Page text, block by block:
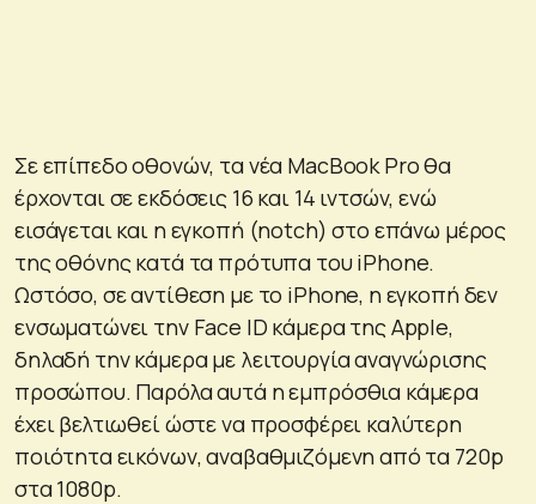
Σε επίπεδο οθονών, τα νέα MacBook Pro θα
έρχονται σε εκδόσεις 16 και 14 ιντσών, ενώ
εισάγεται και η εγκοπή (notch) στο επάνω μέρος
της οθόνης κατά τα πρότυπα του iPhone.
Ωστόσο, σε αντίθεση με το iPhone, η εγκοπή δεν
ενσωματώνει την Face ID κάμερα της Apple,
δηλαδή την κάμερα με λειτουργία αναγνώρισης
προσώπου. Παρόλα αυτά η εμπρόσθια κάμερα
έχει βελτιωθεί ώστε να προσφέρει καλύτερη
ποιότητα εικόνων, αναβαθμιζόμενη από τα 720p
στα 1080p.